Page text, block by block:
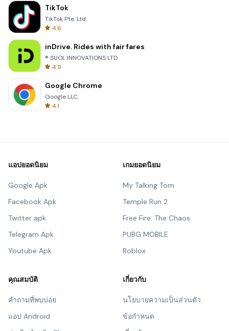
TikTok
TikTok Pte. Ltd.
4.6
inDrive. Rides with fair fares
® SUOL INNOVATIONS LTD
4.9
Google Chrome
Google LLC
4.1
แอปยอดนิยม
Google Apk
Facebook Apk
Twitter apk
Telegram Apk
Youtube Apk
เกมยอดนิยม
My Talking Tom
Temple Run 2
Free Fire: The Chaos
PUBG MOBILE
Roblox
คุณสมบัติ
คำถามที่พบบ่อย
แอป Android
เกี่ยวกับ
นโยบายความเป็นส่วนตัว
ข้อกำหนด